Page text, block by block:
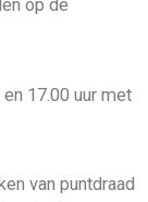
op de
17.00 uur met
van puntdraad